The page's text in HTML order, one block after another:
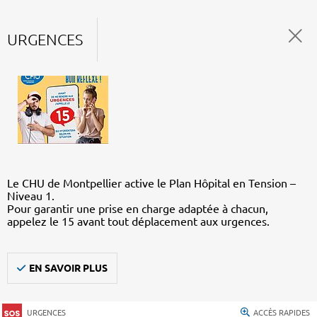
URGENCES
Le CHU de Montpellier active le Plan Hôpital en Tension –
Niveau 1.
Pour garantir une prise en charge adaptée à chacun,
appelez le 15 avant tout déplacement aux urgences.
EN SAVOIR PLUS
URGENCES ACCÈS RAPIDES